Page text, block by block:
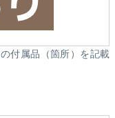
付属品（箇所）を記載